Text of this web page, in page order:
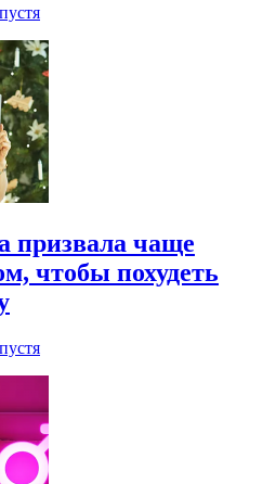
призвала чаще
чтобы похудеть